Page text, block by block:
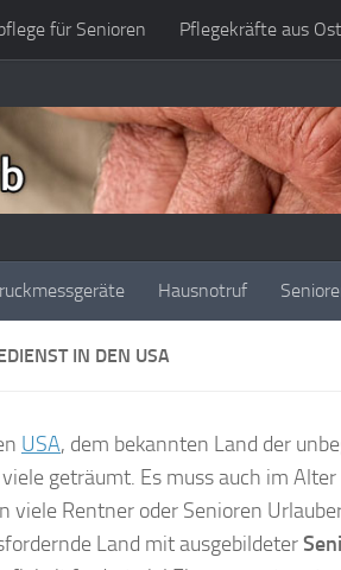
für Senioren Pflegekräfte aus
Hausnotruf
IN DEN USA
USA, dem bekannten Land der
geträumt. Es muss auch im
viele Rentner oder Senioren
Land mit ausgebildeter